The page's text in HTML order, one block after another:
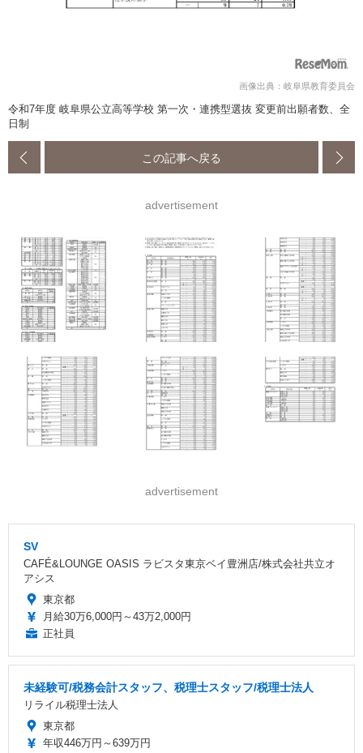
画像出典：岐阜県教育委員会
令和7年度 岐阜県公立高等学校 第一次・連携型選抜 変更前出願者数、全
日制
この記事へ戻る
advertisement
advertisement
SV
CAFÉ&LOUNGE OASIS ラビスタ東京ベイ豊洲店/株式会社共立オ
アシス
東京都
月給30万6,000円～43万2,000円
正社員
未経験可/税務会計スタッフ、税理士スタッフ/税理士法人
リライル税理士法人
東京都
年収446万円～639万円